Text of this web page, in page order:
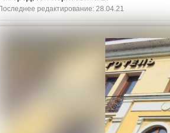
редактирование: 28.04.21